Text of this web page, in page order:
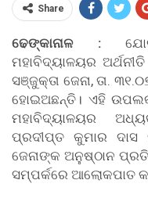
Share
ଢେଙ୍କାନାଳ :
ମହାବିଦ୍ୟାଳୟର
ସଞ୍ଜୁକ୍ତା ଜେନା, ତା.
ହୋଇଅଛନ୍ତି। ଏହି
ମହାବିଦ୍ୟାଳୟର
ପ୍ରଦୀପ୍ତ କୁମାର ଦାସ
ଜେନାଙ୍କ ଅନୁଷ୍ଠାନ
ସମ୍ପର୍କରେ ଆଲୋକପାତ